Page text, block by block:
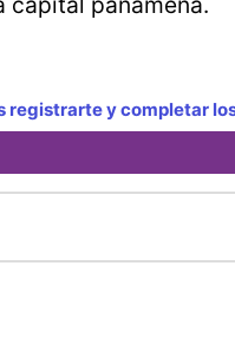
registrarte y completar